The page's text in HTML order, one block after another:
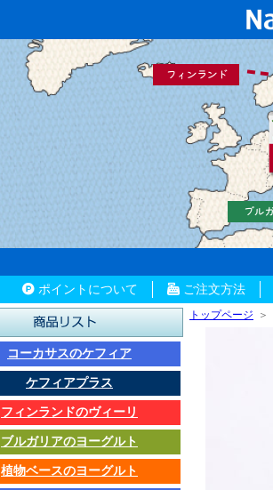
ポイントについて ご注文方法
コーカサスのケフィア
ケフィアプラス
フィンランドのヴィーリ
ブルガリアのヨーグルト
植物ベースのヨーグルト
トップページ ＞